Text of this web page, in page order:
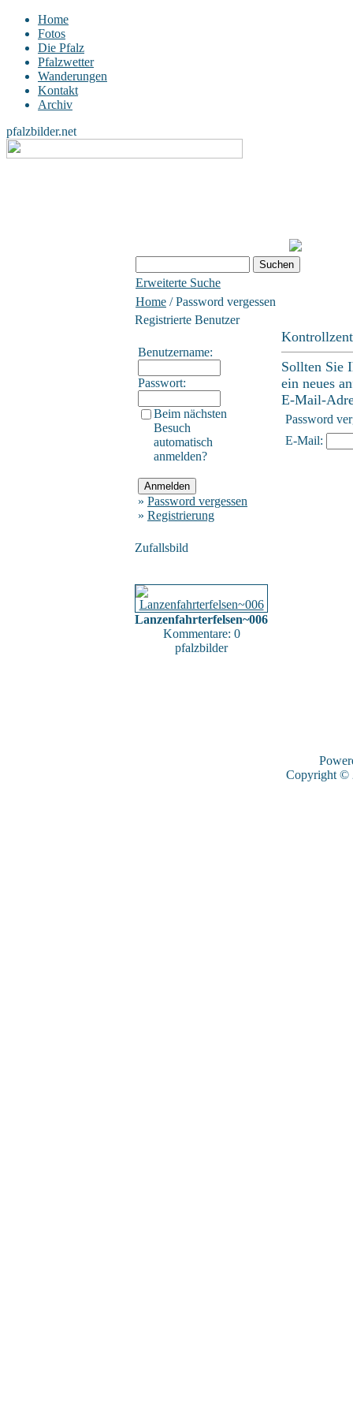
Home
Fotos
Die Pfalz
Pfalzwetter
Wanderungen
Kontakt
Archiv
pfalzbilder.net
Erweiterte Suche
Home / Password vergessen
Registrierte Benutzer
Benutzername:
Passwort:
Beim nächsten
Besuch
automatisch
anmelden?
» Password vergessen
» Registrierung
Zufallsbild
Lanzenfahrterfelsen~006
Kommentare: 0
pfalzbilder
Sollten Sie
ein neues
E-Mail-
Password
E-Mail:
Copyright ©